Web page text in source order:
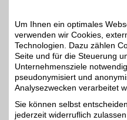
Um Ihnen ein optimales
verwenden wir Cookies,
Technologien. Dazu zählen
Seite und für die Steuerung
Unternehmensziele
pseudonymisiert und
Analysezwecken verarbeitet
Sie können selbst
jederzeit widerruflich